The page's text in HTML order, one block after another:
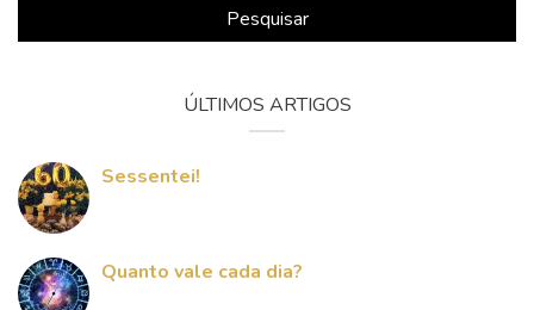
Pesquisar
ÚLTIMOS ARTIGOS
Sessentei!
Quanto vale cada dia?